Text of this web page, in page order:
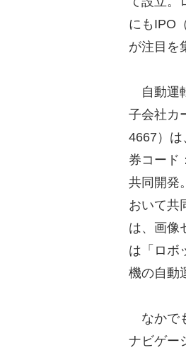
にもIPO
が注目を
自動運
子会社カ
4667）は
券コード
共同開発
おいて共
は、画像
は「ロボ
機の自動
なかで
ナビゲー